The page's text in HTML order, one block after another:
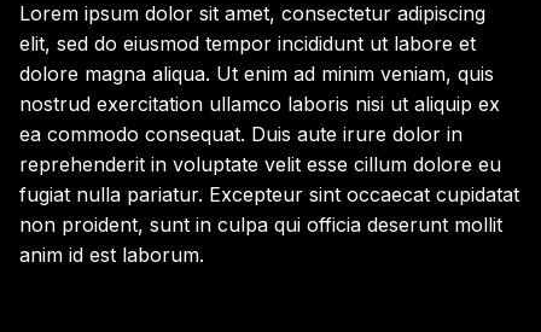
Lorem ipsum dolor sit amet, consectetur adipiscing
elit, sed do eiusmod tempor incididunt ut labore et
dolore magna aliqua. Ut enim ad minim veniam, quis
nostrud exercitation ullamco laboris nisi ut aliquip ex
ea commodo consequat. Duis aute irure dolor in
reprehenderit in voluptate velit esse cillum dolore eu
fugiat nulla pariatur. Excepteur sint occaecat cupidatat
non proident, sunt in culpa qui officia deserunt mollit
anim id est laborum.